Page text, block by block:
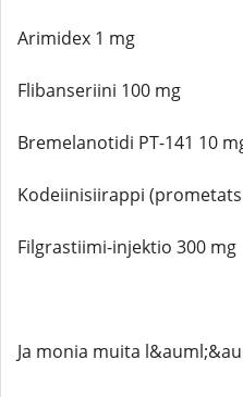
Arimidex 1 mg
Flibanseriini 100 mg
Bremelanotidi PT-141 10
Kodeiinisiirappi
Filgrastiimi-injektio 300 mg
Ja monia muita